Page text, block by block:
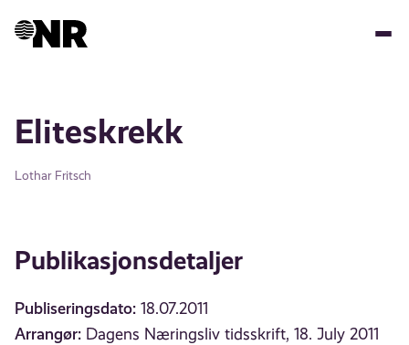
Eliteskrekk
Lothar Fritsch
Publikasjonsdetaljer
Publiseringsdato: 18.07.2011
Arrangør: Dagens Næringsliv tidsskrift, 18. July 2011